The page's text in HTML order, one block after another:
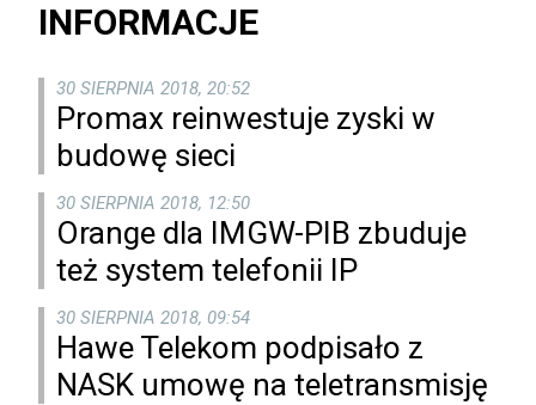
INFORMACJE
30 SIERPNIA 2018, 20:52
Promax reinwestuje zyski w
budowę sieci
30 SIERPNIA 2018, 12:50
Orange dla IMGW-PIB zbuduje
też system telefonii IP
30 SIERPNIA 2018, 09:54
Hawe Telekom podpisało z
NASK umowę na teletransmisję